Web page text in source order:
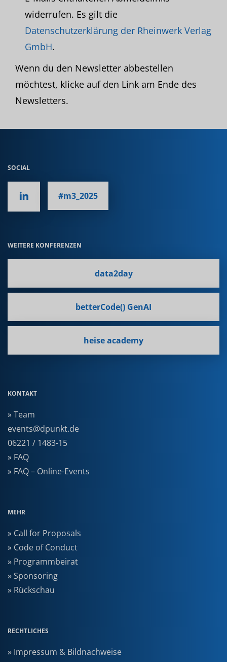
widerrufen. Es gilt die
Datenschutzerklärung der Rheinwerk Verlag
GmbH.
Wenn du den Newsletter abbestellen
möchtest, klicke auf den Link am Ende des
Newsletters.
SOCIAL
#m3_2025
WEITERE KONFERENZEN
data2day
betterCode() GenAI
heise academy
KONTAKT
» Team
events@dpunkt.de
06221 / 1483-15
» FAQ
» FAQ – Online-Events
MEHR
» Call for Proposals
» Code of Conduct
» Programmbeirat
» Sponsoring
» Rückschau
RECHTLICHES
» Impressum & Bildnachweise